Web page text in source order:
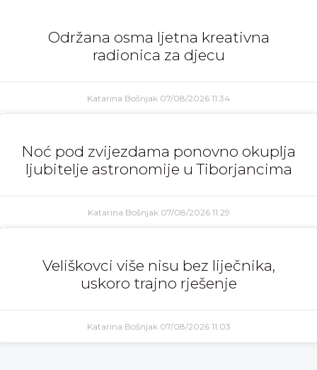
Održana osma ljetna kreativna
radionica za djecu
Katarina Bošnjak 07/08/2026 11:34
Noć pod zvijezdama ponovno okuplja
ljubitelje astronomije u Tiborjancima
Katarina Bošnjak 07/08/2026 11:29
Veliškovci više nisu bez liječnika,
uskoro trajno rješenje
Katarina Bošnjak 07/08/2026 11:03